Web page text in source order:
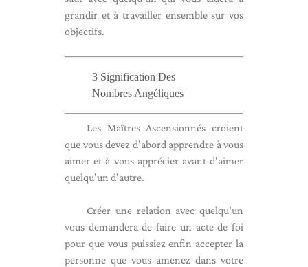
grandir et à travailler ensemble sur vos
objectifs.
3 Signification Des
Nombres Angéliques
Les Maîtres Ascensionnés croient
que vous devez d'abord apprendre à vous
aimer et à vous apprécier avant d'aimer
quelqu'un d'autre.
Créer une relation avec quelqu'un
vous demandera de faire un acte de foi
pour que vous puissiez enfin accepter la
personne que vous amenez dans votre